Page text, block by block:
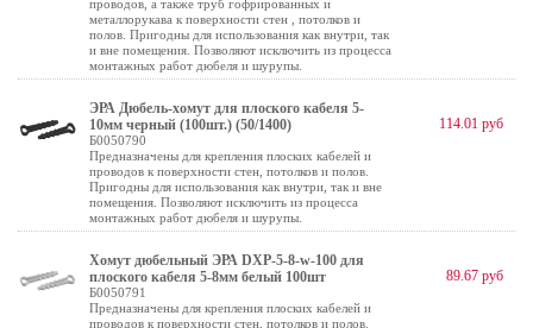
проводов, а также труб гофрированных и
металлорукава к поверхности стен , потолков и
полов. Пригодны для использования как внутри, так
и вне помещения. Позволяют исключить из процесса
монтажных работ дюбеля и шурупы.
ЭРА Дюбель-хомут для плоского кабеля 5-
10мм черный (100шт.) (50/1400)
Б0050790
Предназначены для крепления плоских кабелей и
проводов к поверхности стен, потолков и полов.
Пригодны для использования как внутри, так и вне
помещения. Позволяют исключить из процесса
монтажных работ дюбеля и шурупы.
114.01 руб
Хомут дюбельный ЭРА DXP-5-8-w-100 для
плоского кабеля 5-8мм белый 100шт
Б0050791
Предназначены для крепления плоских кабелей и
проводов к поверхности стен, потолков и полов.
89.67 руб